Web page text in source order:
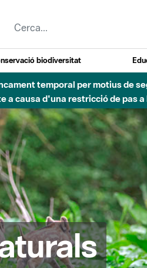
biodiversitat
temporal per motius de
causa d'una restricció de pas a